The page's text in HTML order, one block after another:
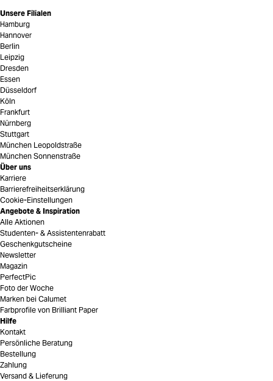
Unsere Filialen
Hamburg
Hannover
Berlin
Leipzig
Dresden
Essen
Düsseldorf
Köln
Frankfurt
Nürnberg
Stuttgart
München Leopoldstraße
München Sonnenstraße
Über uns
Karriere
Barrierefreiheitserklärung
Cookie-Einstellungen
Angebote & Inspiration
Alle Aktionen
Studenten- & Assistentenrabatt
Geschenkgutscheine
Newsletter
Magazin
PerfectPic
Foto der Woche
Marken bei Calumet
Farbprofile von Brilliant Paper
Hilfe
Kontakt
Persönliche Beratung
Bestellung
Zahlung
Versand & Lieferung